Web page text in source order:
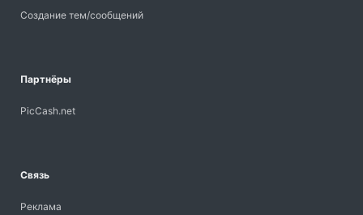
Создание тем/сообщений
Партнёры
PicCash.net
Связь
Реклама